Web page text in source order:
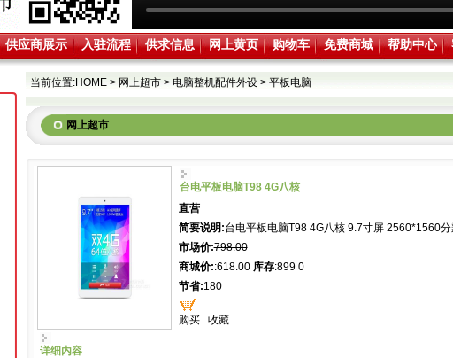
供应商展示 入驻流程 供求信息 网上黄页 购物车 免费商城 帮助中心
当前位置:HOME> 网上超市> 电脑整机配件外设> 平板电脑
网上超市
台电平板电脑T98 4G八核
直营
简要说明:台电平板电脑T98 4G八核 9.7寸屏 2560*1560
市场价:798.00
商城价::618.00 库存:899 0
节省:180
购买 收藏
详细内容